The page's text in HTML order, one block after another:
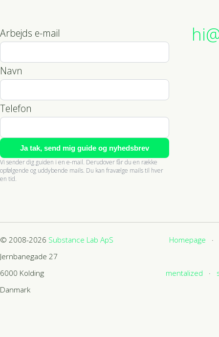
Arbejds e-mail
Navn
Telefon
Ja tak, send mig guide og nyhedsbrev
Vi sender dig guiden i en e-mail. Derudover får du en række
opfølgende og uddybende mails. Du kan fravælge mails til hver
en tid.
Homepage
mentalized
© 2008-2026 Substance Lab ApS
Jernbanegade 27
6000 Kolding
Danmark